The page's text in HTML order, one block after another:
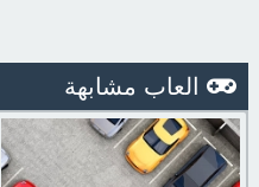
العاب مشابهة